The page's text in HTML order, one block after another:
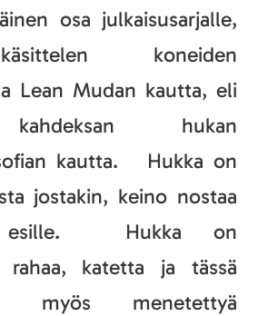
osa julkaisusarjalle,
koneiden
Lean Mudan kautta, eli
hukan
kautta. Hukka on
jostakin, keino nostaa
esille. Hukka on
rahaa, katetta ja tässä
myös menetettyä